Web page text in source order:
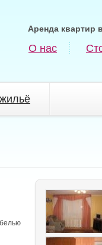
Аренда квартир
О нас